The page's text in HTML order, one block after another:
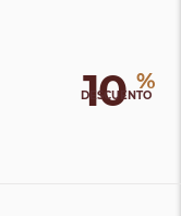
10 %
DESCUENTO